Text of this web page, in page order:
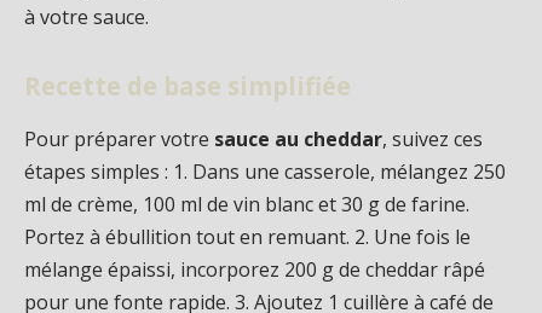
à votre sauce.
Recette de base simplifiée
Pour préparer votre sauce au cheddar, suivez ces
étapes simples : 1. Dans une casserole, mélangez 250
ml de crème, 100 ml de vin blanc et 30 g de farine.
Portez à ébullition tout en remuant. 2. Une fois le
mélange épaissi, incorporez 200 g de cheddar râpé
pour une fonte rapide. 3. Ajoutez 1 cuillère à café de